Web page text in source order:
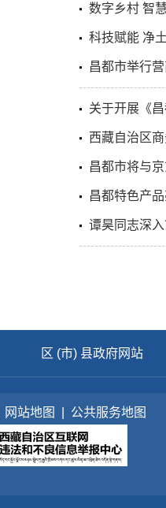
数字乡村 智
科技赋能 净
昌都市举行
关于开展《
西藏自治区
昌都市将与
昌都特色产
谭昊同志深
区 (市) 县政府网站
网站地图 公共服务地图